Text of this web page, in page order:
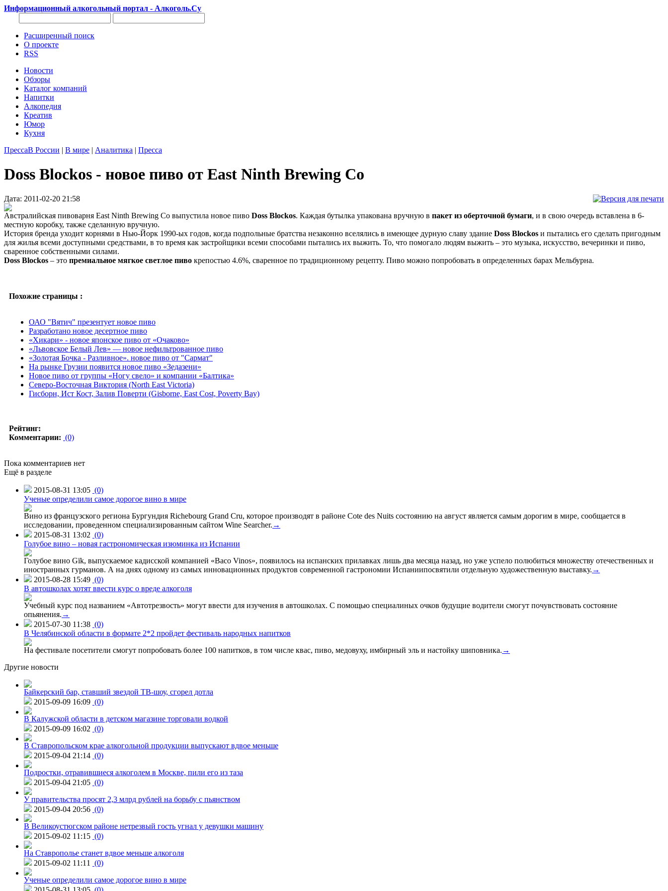
Информационный алкогольный портал - Алкоголь.Су
Расширенный поиск
О проекте
RSS
Новости
Обзоры
Каталог компаний
Напитки
Алкопедия
Креатив
Юмор
Кухня
ПрессаВ России | В мире | Аналитика | Пресса
Doss Blockos - новое пиво от East Ninth Brewing Co
Дата: 2011-02-20 21:58
Австралийская пивоварня East Ninth Brewing Co выпустила новое пиво Doss Blockos. Каждая бутылка упакована вручную в пакет из оберточной бумаги, и в свою очередь вставлена в 6-
местную коробку, также сделанную вручную.
История бренда уходит корнями в Нью-Йорк 1990-ых годов, когда подпольные братства незаконно вселялись в имеющее дурную славу здание Doss Blockos и пытались его сделать пригодным
для жилья всеми доступными средствами, в то время как застройщики всеми способами пытались их выжить. То, что помогало людям выжить – это музыка, искусство, вечеринки и пиво,
сваренное собственными силами.
Doss Blockos – это премиальное мягкое светлое пиво крепостью 4.6%, сваренное по традиционному рецепту. Пиво можно попробовать в определенных барах Мельбурна.
Похожие страницы :
ОАО "Вятич" презентует новое пиво
Разработано новое десертное пиво
«Хикари» - новое японское пиво от «Очаково»
«Львовское Белый Лев» — новое нефильтрованное пиво
«Золотая Бочка - Разливное». новое пиво от "Сармат"
На рынке Грузии появится новое пиво «Зедазени»
Новое пиво от группы «Ногу свело» и компании «Балтика»
Северо-Восточная Виктория (North East Victoria)
Гисборн, Ист Кост, Залив Поверти (Gisborne, East Cost, Poverty Bay)
Рейтинг:
Комментарии: (0)
Пока комментариев нет
Ещё в разделе
2015-08-31 13:05 (0)
Ученые определили самое дорогое вино в мире
Вино из французского региона Бургундия Richebourg Grand Cru, которое производят в районе Cote des Nuits состоянию на август является самым дорогим в мире, сообщается в
исследовании, проведенном специализированным сайтом Wine Searcher. →
2015-08-31 13:02 (0)
Голубое вино – новая гастрономическая изюминка из Испании
Голубое вино Gïk, выпускаемое кадисской компанией «Baco Vinos», появилось на испанских прилавках лишь два месяца назад, но уже успело полюбиться множеству отечественных и
иностранных гурманов. А на днях одному из самых инновационных продуктов современной гастрономии Испаниипосвятили отдельную художественную выставку. →
2015-08-28 15:49 (0)
В автошколах хотят ввести курс о вреде алкоголя
Учебный курс под названием «Автотрезвость» могут ввести для изучения в автошколах. С помощью специалиных очков будущие водители смогут почувствовать состояние
опьянения. →
2015-07-30 11:38 (0)
В Челябинской области в формате 2*2 пройдет фестиваль народных напитков
На фестивале посетители смогут попробовать более 100 напитков, в том числе квас, пиво, медовуху, имбирный эль и настойку шиповника. →
Другие новости
Байкерский бар, ставший звездой ТВ-шоу, сгорел дотла
2015-09-09 16:09 (0)
В Калужской области в детском магазине торговали водкой
2015-09-09 16:02 (0)
В Ставропольском крае алкогольной продукции выпускают вдвое меньше
2015-09-04 21:14 (0)
Подростки, отравившиеся алкоголем в Москве, пили его из таза
2015-09-04 21:05 (0)
У правительства просят 2,3 млрд рублей на борьбу с пьянством
2015-09-04 20:56 (0)
В Великоустюгском районе нетрезвый гость угнал у девушки машину
2015-09-02 11:15 (0)
На Ставрополье станет вдвое меньше алкоголя
2015-09-02 11:11
(0)
Ученые определили самое дорогое вино в мире